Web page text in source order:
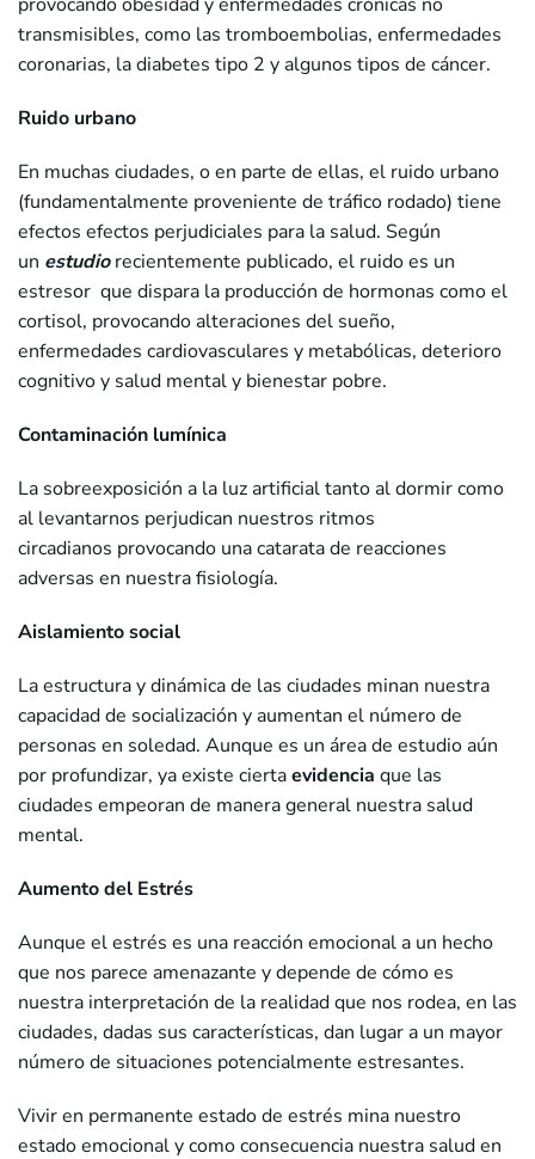
transmisibles, como las tromboembolias, enfermedades
coronarias, la diabetes tipo 2 y algunos tipos de cáncer.
Ruido urbano
En muchas ciudades, o en parte de ellas, el ruido urbano
(fundamentalmente proveniente de tráfico rodado) tiene
efectos efectos perjudiciales para la salud. Según
un estudiorecientemente publicado, el ruido es un
estresor que dispara la producción de hormonas como el
cortisol, provocando alteraciones del sueño,
enfermedades cardiovasculares y metabólicas, deterioro
cognitivo y salud mental y bienestar pobre.
Contaminación lumínica
La sobreexposición a la luz artificial tanto al dormir como
al levantarnos perjudican nuestros ritmos
circadianos provocando una catarata de reacciones
adversas en nuestra fisiología.
Aislamiento social
La estructura y dinámica de las ciudades minan nuestra
capacidad de socialización y aumentan el número de
personas en soledad. Aunque es un área de estudio aún
por profundizar, ya existe ciertaevidencia que las
ciudades empeoran de manera general nuestra salud
mental.
Aumento del Estrés
Aunque el estrés es una reacción emocional a un hecho
que nos parece amenazante y depende de cómo es
nuestra interpretación de la realidad que nos rodea, en las
ciudades, dadas sus características, dan lugar a un mayor
número de situaciones potencialmente estresantes.
Vivir en permanente estado de estrés mina nuestro
estado emocional y como consecuencia nuestra salud en